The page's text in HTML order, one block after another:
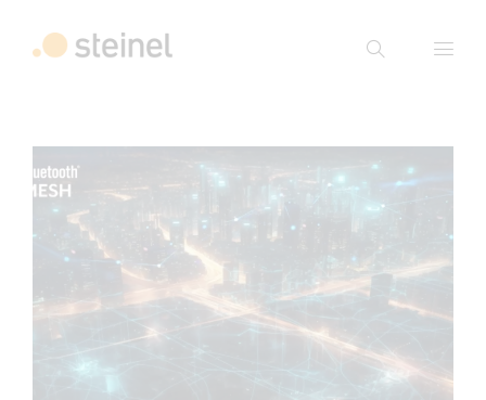
Suche
Suchbegriff eingeben